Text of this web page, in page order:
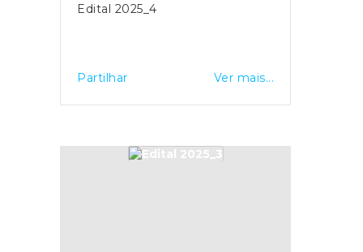
Edital 2025_4
Partilhar Ver mais...